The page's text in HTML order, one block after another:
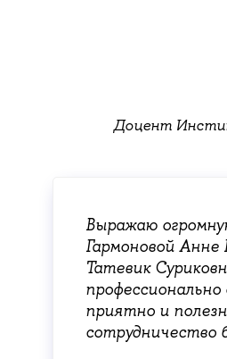
Доцент
Выражаю
Гармоновой
Татевик
приятно и
сотрудничество